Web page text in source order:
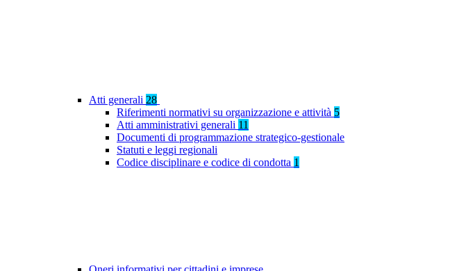
Atti generali 28
Riferimenti normativi su organizzazione e attività 5
Atti amministrativi generali 11
Documenti di programmazione strategico-gestionale
Statuti e leggi regionali
Codice disciplinare e codice di condotta 1